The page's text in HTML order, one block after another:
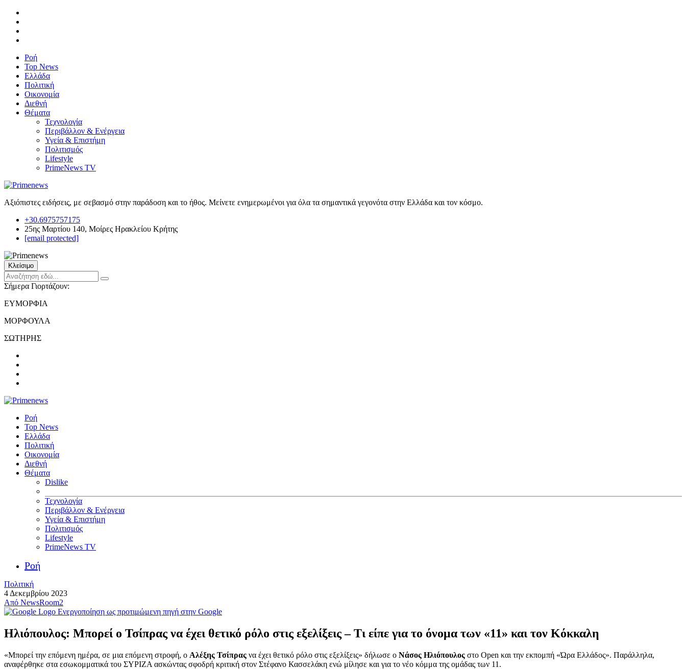
Ροή
Top News
Ελλάδα
Πολιτική
Οικονομία
Διεθνή
Θέματα
Τεχνολογία
Περιβάλλον & Ενέργεια
Υγεία & Επιστήμη
Πολιτισμός
Lifestyle
PrimeNews TV
Αξιόπιστες ειδήσεις, με σεβασμό στην παράδοση και το ήθος. Μείνετε ενημερωμένοι για όλα τα σημαντικά γεγονότα στην Ελλάδα και τον κόσμο.
+30.6975757175
25ης Μαρτίου 140, Μοίρες Ηρακλείου Κρήτης
[email protected]
Κλείσιμο
Σήμερα Γιορτάζουν:
ΕΥΜΟΡΦΙΑ
ΜΟΡΦΟΥΛΑ
ΣΩΤΗΡΗΣ
Ροή
Top News
Ελλάδα
Πολιτική
Οικονομία
Διεθνή
Θέματα
Dislike
Τεχνολογία
Περιβάλλον & Ενέργεια
Υγεία & Επιστήμη
Πολιτισμός
Lifestyle
PrimeNews TV
Ροή
Πολιτική
4 Δεκεμβρίου 2023
Από NewsRoom2
Ενεργοποίηση ως προτιμώμενη πηγή στην Google
Ηλιόπουλος: Μπορεί ο Τσίπρας να έχει θετικό ρόλο στις εξελίξεις – Τι είπε για το όνομα των «11» και τον Κόκκαλη
«Μπορεί την επόμενη ημέρα, σε μια επόμενη στροφή, ο Αλέξης Τσίπρας να έχει θετικό ρόλο στις εξελίξεις» δήλωσε ο Νάσος Ηλιόπουλος στο Open και την εκπομπή «Ώρα Ελλάδος». Παράλληλα,
αναφέρθηκε στα εσωκομματικά του ΣΥΡΙΖΑ ασκώντας σφοδρή κριτική στον Στέφανο Κασσελάκη ενώ μίλησε και για το νέο κόμμα της ομάδας των 11.